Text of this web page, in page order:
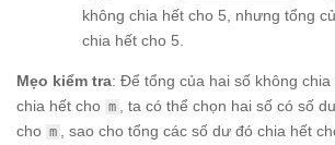
không chia hết cho 5, nhưng tổng
chia hết cho 5.
Mẹo kiểm tra: Để tổng của hai số không chia
chia hết cho m
, ta có thể chọn hai số có số
cho m , sao cho tổng các số dư đó chia hết